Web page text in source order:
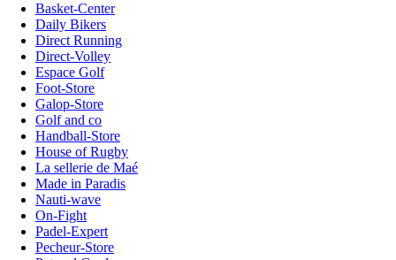
Basket-Center
Daily Bikers
Direct Running
Direct-Volley
Espace Golf
Foot-Store
Galop-Store
Golf and co
Handball-Store
House of Rugby
La sellerie de Maé
Made in Paradis
Nauti-wave
On-Fight
Padel-Expert
Pecheur-Store